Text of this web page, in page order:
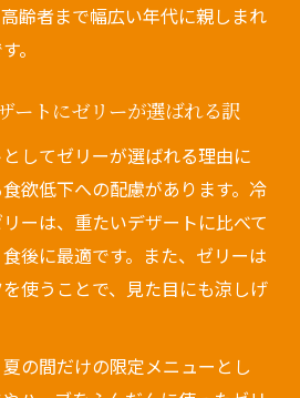
齢者まで幅広い年代に親しまれ
。
ートにゼリーが選ばれる訳
してゼリーが選ばれる理由に
欲低下への配慮があります。冷
ーは、重たいデザートに比べて
後に最適です。また、ゼリーは
使うことで、見た目にも涼しげ
の間だけの限定メニューとし